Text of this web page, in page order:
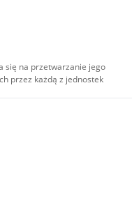
się na przetwarzanie jego
przez każdą z jednostek